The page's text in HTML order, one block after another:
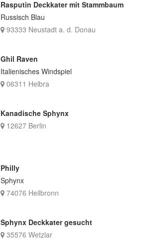
Rasputin Deckkater mit Stammbaum
Russisch Blau
93333 Neustadt a. d. Donau
Ghil Raven
Italienisches Windspiel
06311 Helbra
Kanadische Sphynx
12627 Berlin
Philly
Sphynx
74076 Heilbronn
Sphynx Deckkater gesucht
35576 Wetzlar